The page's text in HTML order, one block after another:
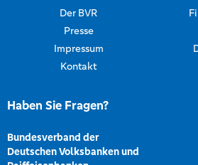
Der BVR
Presse
Impressum
Kontakt
Haben Sie Fragen?
Bundesverband der
Deutschen Volksbanken und